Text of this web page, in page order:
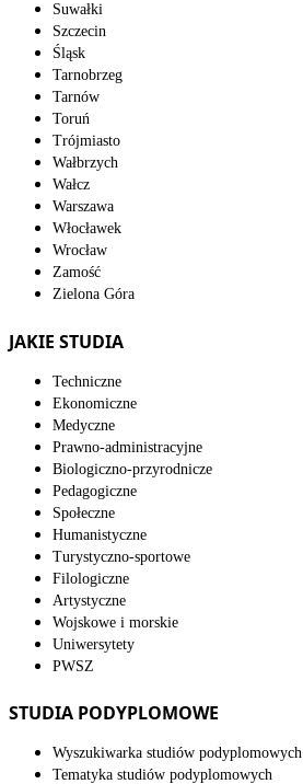
Suwałki
Szczecin
Śląsk
Tarnobrzeg
Tarnów
Toruń
Trójmiasto
Wałbrzych
Wałcz
Warszawa
Włocławek
Wrocław
Zamość
Zielona Góra
JAKIE STUDIA
Techniczne
Ekonomiczne
Medyczne
Prawno-administracyjne
Biologiczno-przyrodnicze
Pedagogiczne
Społeczne
Humanistyczne
Turystyczno-sportowe
Filologiczne
Artystyczne
Wojskowe i morskie
Uniwersytety
PWSZ
STUDIA PODYPLOMOWE
Wyszukiwarka studiów podyplomowych
Tematyka studiów podyplomowych